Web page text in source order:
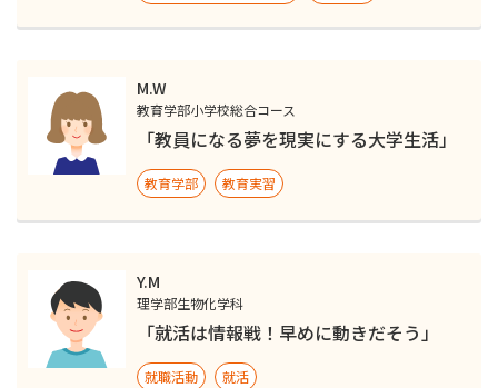
M.W
教育学部小学校総合コース
「教員になる夢を現実にする大学生活」
教育学部 教育実習
Y.M
理学部生物化学科
「就活は情報戦！早めに動きだそう」
就職活動 就活